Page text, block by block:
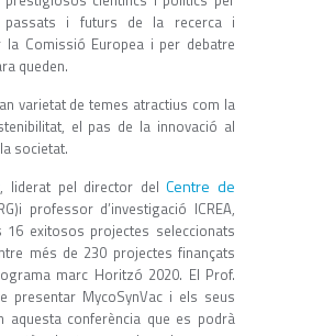
passats i futurs de la recerca i
la Comissió Europea i per debatre
queden.
varietat de temes atractius com la
el pas de la innovació al
societat.
, liderat pel director delCentre de
professor d’investigació ICREA,
exitosos projectes seleccionats
més de 230 projectes finançats
marc Horitzó 2020. El Prof.
presentar MycoSynVac i els seus
aquesta conferència que es podrà